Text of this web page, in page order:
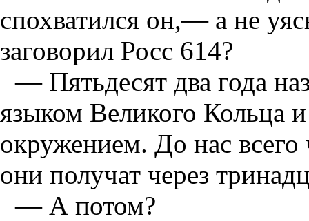
спохватился он,— а не
заговорил Росс 614?
— Пятьдесят два года
языком Великого Кольца
окружением. До нас
они получат через
— А потом?